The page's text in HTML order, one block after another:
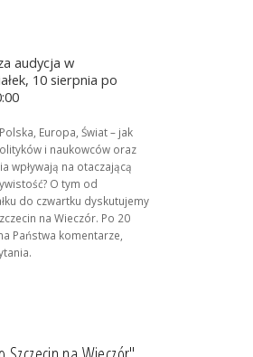
audycja w
10 sierpnia po
Europa, Świat – jak
i naukowców oraz
wpływają na otaczającą
O tym od
do czwartku dyskutujemy
na Wieczór. Po 20
Państwa komentarze,